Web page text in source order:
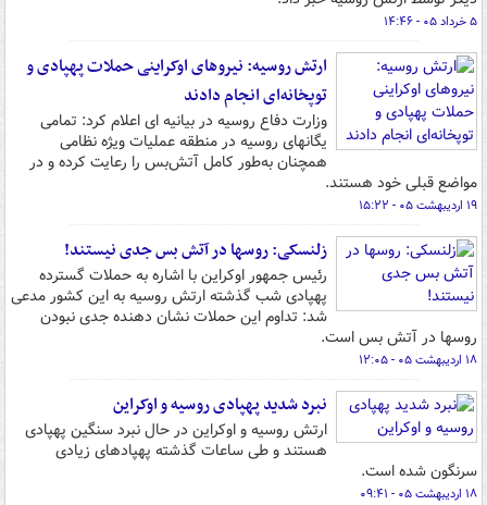
۵ خرداد ۰۵ - ۱۴:۴۶
ارتش روسیه: نیروهای اوکراینی حملات پهپادی و
توپخانه‌ای انجام دادند
وزارت دفاع روسیه در بیانیه ای اعلام کرد: تمامی
یگان‎های روسیه در منطقه عملیات ویژه نظامی
همچنان به‌طور کامل آتش‌بس را رعایت کرده و در
مواضع قبلی خود هستند.
۱۹ اردیبهشت ۰۵ - ۱۵:۲۲
زلنسکی: روسها در آتش بس جدی نیستند!
رئیس جمهور اوکراین با اشاره به حملات گسترده
پهپادی شب گذشته ارتش روسیه به این کشور مدعی
شد: تداوم این حملات نشان دهنده جدی نبودن
روسها در آتش بس است.
۱۸ اردیبهشت ۰۵ - ۱۲:۰۵
نبرد شدید پهپادی روسیه و اوکراین
ارتش روسیه و اوکراین در حال نبرد سنگین پهپادی
هستند و طی ساعات گذشته پهپادهای زیادی
سرنگون شده است.
۱۸ اردیبهشت ۰۵ - ۰۹:۴۱